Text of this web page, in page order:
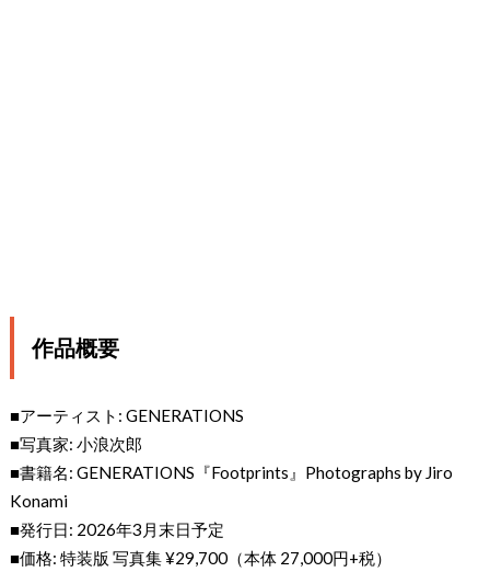
作品概要
■アーティスト: GENERATIONS
■写真家: 小浪次郎
■書籍名: GENERATIONS『Footprints』Photographs by Jiro
Konami
■発行日: 2026年3月末日予定
■価格: 特装版 写真集 ¥29,700（本体 27,000円+税）